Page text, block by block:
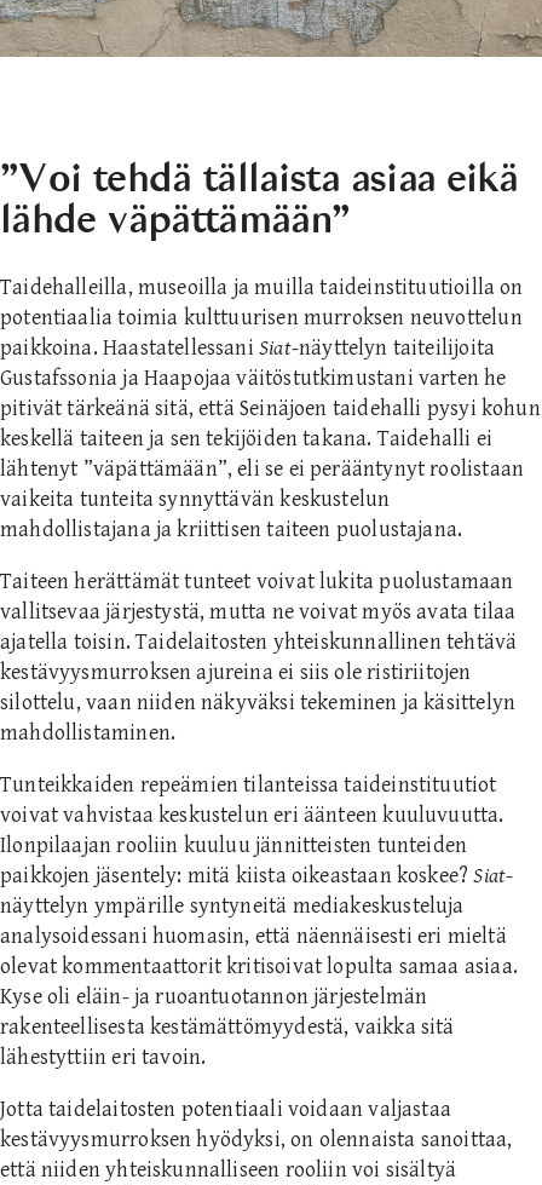
”Voi tehdä tällaista asiaa eikä
lähde väpättämään”
Taidehalleilla, museoilla ja muilla taideinstituutioilla on
potentiaalia toimia kulttuurisen murroksen neuvottelun
paikkoina. HaastatellessaniSiat-näyttelyn taiteilijoita
Gustafssonia ja Haapojaa väitöstutkimustani varten he
pitivät tärkeänä sitä, että Seinäjoen taidehalli pysyi kohun
keskellä taiteen ja sen tekijöiden takana. Taidehalli ei
lähtenyt ”väpättämään”, eli se ei perääntynyt roolistaan
vaikeita tunteita synnyttävän keskustelun
mahdollistajana ja kriittisen taiteen puolustajana.
Taiteen herättämät tunteet voivat lukita puolustamaan
vallitsevaa järjestystä, mutta ne voivat myös avata tilaa
ajatella toisin. Taidelaitosten yhteiskunnallinen tehtävä
kestävyysmurroksen ajureina ei siis ole ristiriitojen
silottelu, vaan niiden näkyväksi tekeminen ja käsittelyn
mahdollistaminen.
Tunteikkaiden repeämien tilanteissa taideinstituutiot
voivat vahvistaa keskustelun eri äänteen kuuluvuutta.
Ilonpilaajan rooliin kuuluu jännitteisten tunteiden
paikkojen jäsentely: mitä kiista oikeastaan koskee?Siat-
näyttelyn ympärille syntyneitä mediakeskusteluja
analysoidessani huomasin, että näennäisesti eri mieltä
olevat kommentaattorit kritisoivat lopulta samaa asiaa.
Kyse oli eläin- ja ruoantuotannon järjestelmän
rakenteellisesta kestämättömyydestä, vaikka sitä
lähestyttiin eri tavoin.
Jotta taidelaitosten potentiaali voidaan valjastaa
kestävyysmurroksen hyödyksi, on olennaista sanoittaa,
että niiden yhteiskunnalliseen rooliin voi sisältyä